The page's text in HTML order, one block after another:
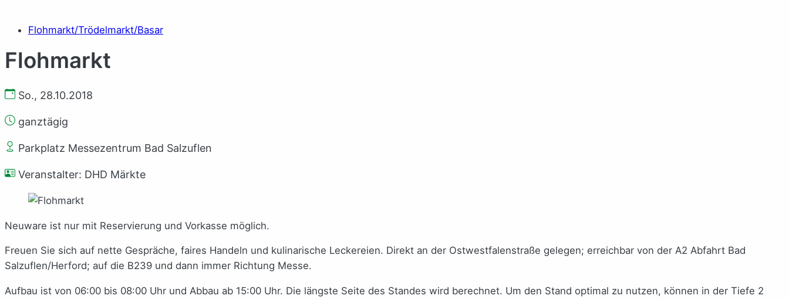
Flohmarkt/Trödelmarkt/Basar
Flohmarkt
So., 28.10.2018
ganztägig
Parkplatz Messezentrum Bad Salzuflen
Veranstalter: DHD Märkte
Neuware ist nur mit Reservierung und Vorkasse möglich.
Freuen Sie sich auf nette Gespräche, faires Handeln und kulinarische Leckereien. Direkt an der Ostwestfalenstraße gelegen; erreichbar von der A2 Abfahrt Bad
Salzuflen/Herford; auf die B239 und dann immer Richtung Messe.
Aufbau ist von 06:00 bis 08:00 Uhr und Abbau ab 15:00 Uhr. Die längste Seite des Standes wird berechnet. Um den Stand optimal zu nutzen, können in der Tiefe 2